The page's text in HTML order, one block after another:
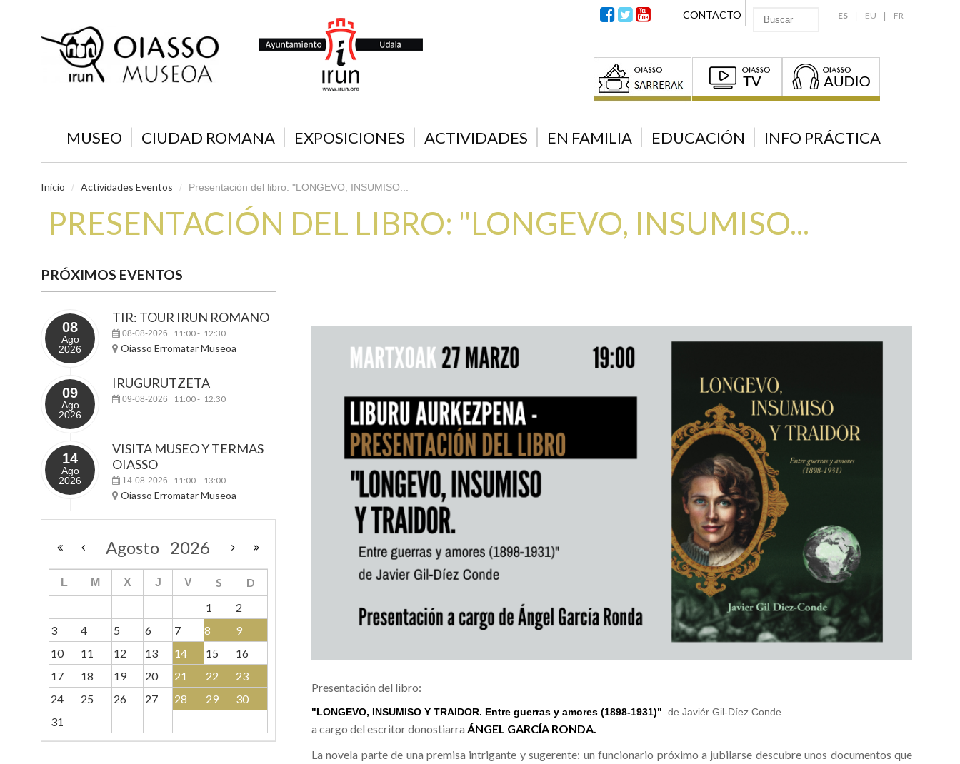
ES EU FR
CONTACTO
MUSEO CIUDAD ROMANA EXPOSICIONES ACTIVIDADES EN FAMILIA EDUCACIÓN INFO PRÁCTICA
Inicio / Actividades Eventos / Presentación del libro: "LONGEVO, INSUMISO...
PRESENTACIÓN DEL LIBRO: "LONGEVO, INSUMISO...
Presentación del libro:
"LONGEVO, INSUMISO Y TRAIDOR. Entre guerras y amores (1898-1931)" de Javiér Gil-Díez Conde
a cargo del escritor donostiarra ÁNGEL GARCÍA RONDA.
La novela parte de una premisa intrigante y sugerente: un funcionario próximo a jubilarse descubre unos documentos que
PRÓXIMOS EVENTOS
08
Ago
2026
TIR: TOUR IRUN ROMANO
08-08-2026 11:00- 12:30
Oiasso Erromatar Museoa
09
Ago
2026
IRUGURUTZETA
09-08-2026 11:00- 12:30
14
Ago
2026
VISITA MUSEO Y TERMAS
OIASSO
14-08-2026 11:00- 13:00
Oiasso Erromatar Museoa
Agosto 2026
L M X J V S
D
1
2
3
4 5 6 7 8
9
10
11 12 13 14 15
16
17
18 19 20 21 22
23
24
25 26 27 28 29
30
31